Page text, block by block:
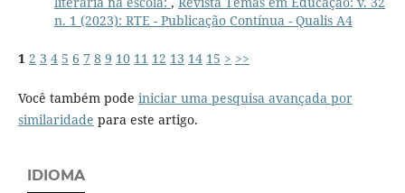
n. 1 (2023): RTE - Publicação Contínua - Qualis A4
1 2 3 4 5 6 7 8 9 10 11 12 13 14 15 > >>
Você também pode iniciar uma pesquisa avançada por
similaridade para este artigo.
IDIOMA